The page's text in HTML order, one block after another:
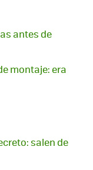
antes de
montaje: era
salen de